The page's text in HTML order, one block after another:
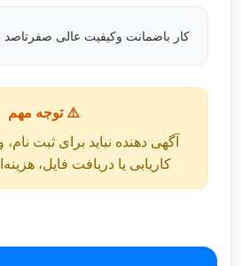
کار باضمانت وکیفیت عالی
⚠️ توجه مهم
آگهی دهنده نباید برای ثبت
کاریابی یا دریافت فایل،